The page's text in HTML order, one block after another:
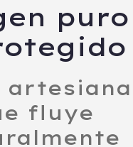
puro
artesiana
fluye